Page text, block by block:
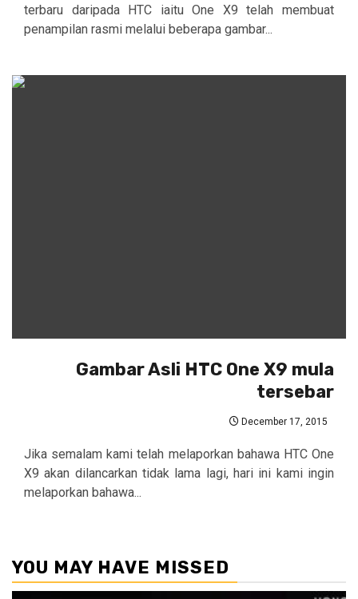
terbaru daripada HTC iaitu One X9 telah membuat
penampilan rasmi melalui beberapa gambar...
Gambar Asli HTC One X9 mula
tersebar
December 17, 2015
Jika semalam kami telah melaporkan bahawa HTC One
X9 akan dilancarkan tidak lama lagi, hari ini kami ingin
melaporkan bahawa...
YOU MAY HAVE MISSED